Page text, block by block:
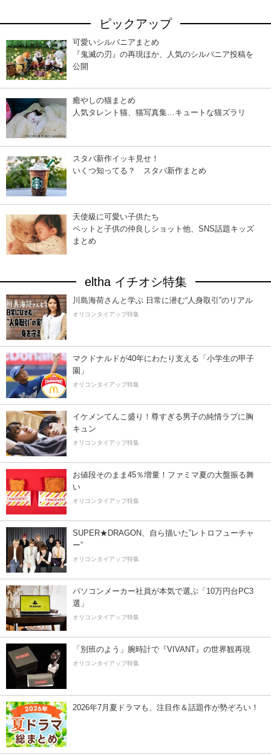
ピックアップ
可愛いシルバニアまとめ
『鬼滅の刃』の再現ほか、人気のシルバニア投稿を
公開
癒やしの猫まとめ
人気タレント猫、猫写真集…キュートな猫ズラリ
スタバ新作イッキ見せ！
いくつ知ってる？ スタバ新作まとめ
天使級に可愛い子供たち
ペットと子供の仲良しショット他、SNS話題キッズ
まとめ
eltha イチオシ特集
川島海荷さんと学ぶ 日常に潜む“人身取引”のリアル
オリコンタイアップ特集
マクドナルドが40年にわたり支える「小学生の甲子
園」
オリコンタイアップ特集
イケメンてんこ盛り！尊すぎる男子の純情ラブに胸
キュン
オリコンタイアップ特集
お値段そのまま45％増量！ファミマ夏の大盤振る舞
い
オリコンタイアップ特集
SUPER★DRAGON、自ら描いた”レトロフューチャ
ー”
オリコンタイアップ特集
パソコンメーカー社員が本気で選ぶ「10万円台PC3
選」
オリコンタイアップ特集
「別班のよう」腕時計で『VIVANT』の世界観再現
オリコンタイアップ特集
2026年7月夏ドラマも、注目作＆話題作が勢ぞろい！